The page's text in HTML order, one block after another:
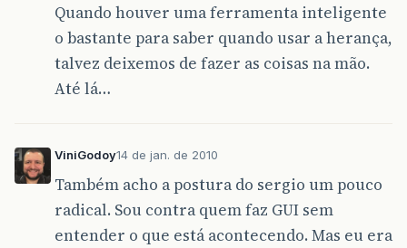
Quando houver uma ferramenta inteligente
o bastante para saber quando usar a herança,
talvez deixemos de fazer as coisas na mão.
Até lá…
ViniGodoy14 de jan. de 2010
Também acho a postura do sergio um pouco
radical. Sou contra quem faz GUI sem
entender o que está acontecendo. Mas eu era